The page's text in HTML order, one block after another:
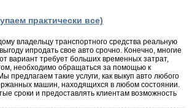
практически все)
владельцу транспортного средства реальную
ипродать свое авто срочно. Конечно, многие
вариант требует больших временных затрат,
необходимо обращаться за помощью к
такие услуги, как выкуп авто любого
машин, находящихся в любом состоянии.
сроки и предоставлять клиентам возможность